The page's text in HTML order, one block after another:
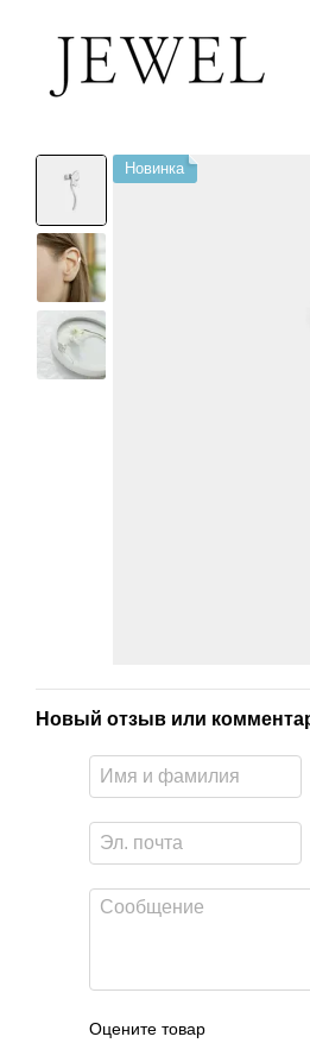
Новинка
Новый отзыв или
Оцените товар